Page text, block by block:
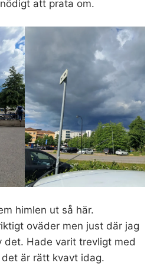
att prata om.
himlen ut så här.
oväder men just där jag
det. Hade varit trevligt med
är rätt kvavt idag.